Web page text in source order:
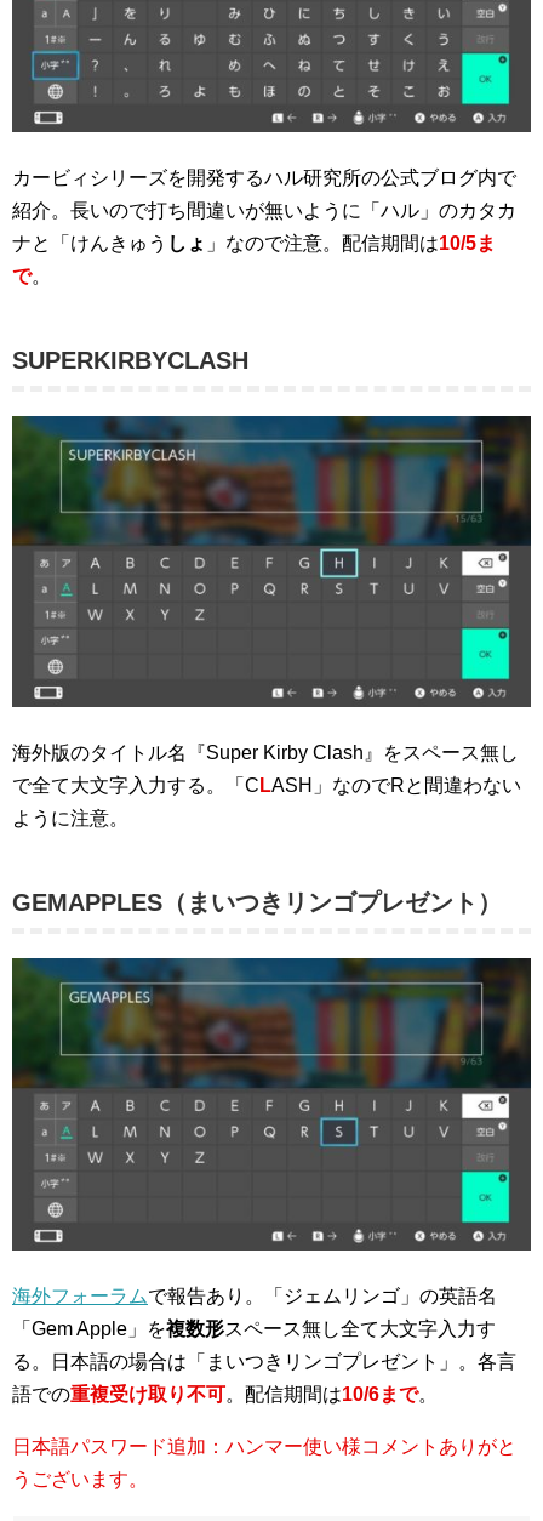
カービィシリーズを開発するハル研究所の公式ブログ内で
紹介。長いので打ち間違いが無いように「ハル」のカタカ
ナと「けんきゅう しょ 」なので注意。配信期間は10/5ま
で。
SUPERKIRBYCLASH
海外版のタイトル名『Super Kirby Clash』をスペース無し
で全て大文字入力する。「C LASH」なのでRと間違わない
ように注意。
GEMAPPLES（まいつきリンゴプレゼント）
海外フォーラムで報告あり。「ジェムリンゴ」の英語名
「Gem Apple」を複数形スペース無し全て大文字入力す
る。日本語の場合は「まいつきリンゴプレゼント」。各言
語での重複受け取り不可。配信期間は10/6まで。
日本語パスワード追加：ハンマー使い様コメントありがと
うございます。